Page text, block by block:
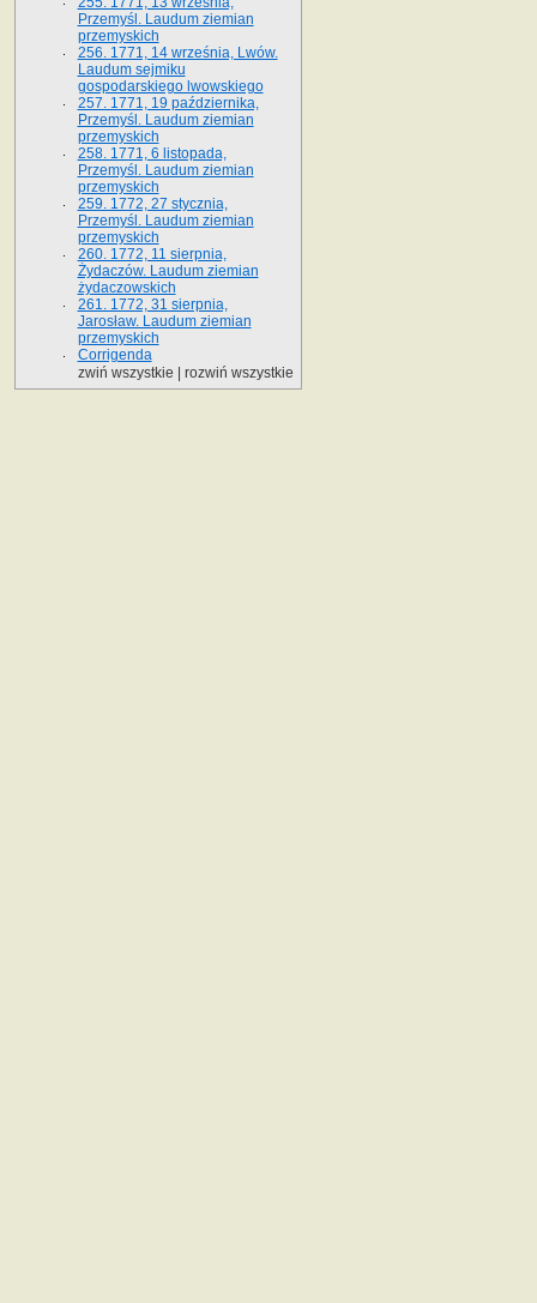
Przemyśl. Laudum ziemian
przemyskich
256. 1771, 14 września, Lwów.
Laudum sejmiku
gospodarskiego lwowskiego
257. 1771, 19 października,
Przemyśl. Laudum ziemian
przemyskich
258. 1771, 6 listopada,
Przemyśl. Laudum ziemian
przemyskich
259. 1772, 27 stycznia,
Przemyśl. Laudum ziemian
przemyskich
260. 1772, 11 sierpnia,
Żydaczów. Laudum ziemian
żydaczowskich
261. 1772, 31 sierpnia,
Jarosław. Laudum ziemian
przemyskich
Corrigenda
zwiń wszystkie
rozwiń wszystkie